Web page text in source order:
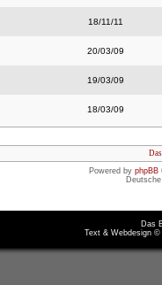
18/11/11
20/03/09
19/03/09
18/03/09
Powered by phpBB
Das
Text & Webdesign ©